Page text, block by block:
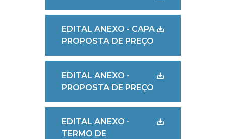
EDITAL ANEXO - CAPA
PROPOSTA DE PREÇO
EDITAL ANEXO -
PROPOSTA DE PREÇO
EDITAL ANEXO -
TERMO DE